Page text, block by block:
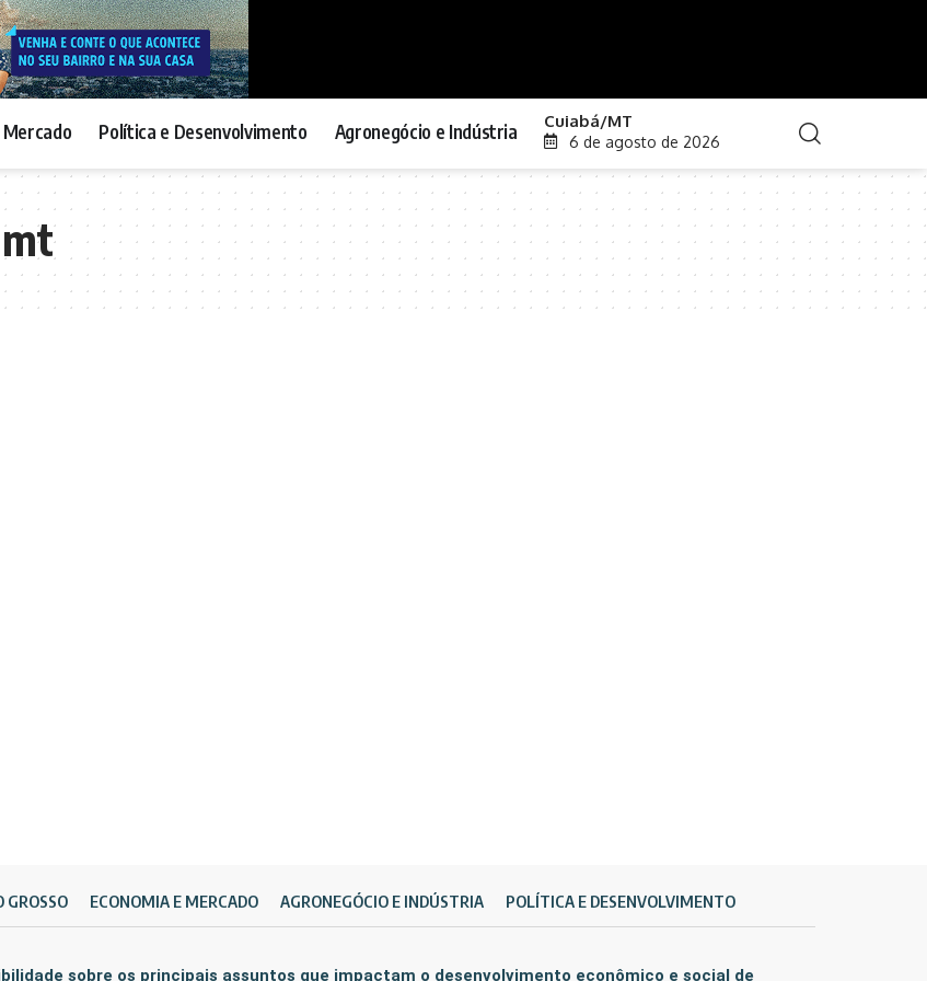
Mercado Política e Desenvolvimento Agronegócio e Indústria Cuiabá/MT
6 de agosto de 2026
GROSSO ECONOMIA E MERCADO AGRONEGÓCIO E INDÚSTRIA POLÍTICA E DESENVOLVIMENTO
sobre os principais assuntos que impactam o desenvolvimento econômico e social de